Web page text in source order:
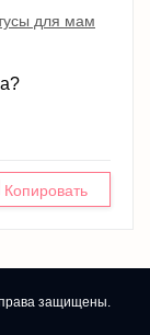
для мам
Копировать
защищены.